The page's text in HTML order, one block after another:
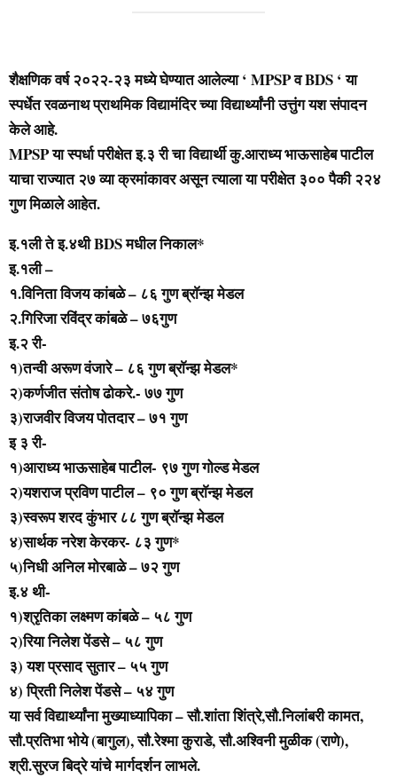
शैक्षणिक वर्ष २०२२-२३ मध्ये घेण्यात आलेल्या ‘ MPSP व BDS ‘ या
स्पर्धेत रवळनाथ प्राथमिक विद्यामंदिर च्या विद्यार्थ्यांनी उत्तुंग यश संपादन
केले आहे.
MPSP या स्पर्धा परीक्षेत इ.३ री चा विद्यार्थी कु.आराध्य भाऊसाहेब पाटील
याचा राज्यात २७ व्या क्रमांकावर असून त्याला या परीक्षेत ३०० पैकी २२४
गुण मिळाले आहेत.
इ.१ली ते इ.४थी BDS मधील निकाल*
इ.१ली –
१.विनिता विजय कांबळे – ८६ गुण ब्राॅन्झ मेडल
२.गिरिजा रविंद्र कांबळे – ७६गुण
इ.२ री-
१)तन्वी अरूण वंजारे – ८६ गुण ब्राॅन्झ मेडल*
२)कर्णजीत संतोष ढोकरे.- ७७ गुण
३)राजवीर विजय पोतदार – ७१ गुण
इ ३ री-
१)आराध्य भाऊसाहेब पाटील- ९७ गुण गोल्ड मेडल
२)यशराज प्रविण पाटील – ९० गुण ब्राॅन्झ मेडल
३)स्वरूप शरद कुंभार ८८ गुण ब्राॅन्झ मेडल
४)सार्थक नरेश केरकर- ८३ गुण*
५)निधी अनिल मोरबाळे – ७२ गुण
इ.४ थी-
१)श्रृतिका लक्ष्मण कांबळे – ५८ गुण
२)रिया निलेश पेंडसे – ५८ गुण
३) यश प्रसाद सुतार – ५५ गुण
४) प्रिती निलेश पेंडसे – ५४ गुण
या सर्व विद्यार्थ्यांना मुख्याध्यापिका – सौ.शांता शिंत्रे,सौ.निलांबरी कामत,
सौ.प्रतिभा भोये (बागुल), सौ.रेश्मा कुराडे, सौ.अश्विनी मुळीक (राणे),
श्री.सुरज बिद्रे यांचे मार्गदर्शन लाभले.